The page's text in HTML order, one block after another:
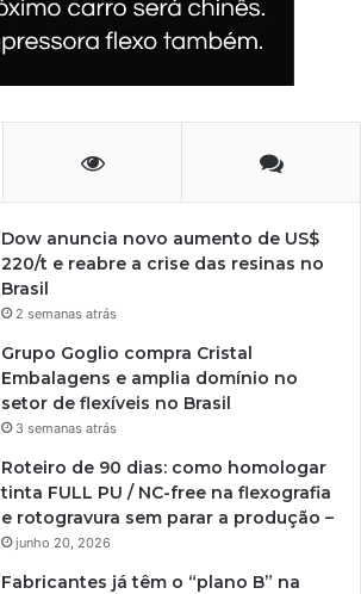
Dow anuncia novo aumento de US$
220/t e reabre a crise das resinas no
Brasil
2 semanas atrás
Grupo Goglio compra Cristal
Embalagens e amplia domínio no
setor de flexíveis no Brasil
3 semanas atrás
Roteiro de 90 dias: como homologar
tinta FULL PU / NC-free na flexografia
e rotogravura sem parar a produção –
junho 20, 2026
Fabricantes já têm o “plano B” na